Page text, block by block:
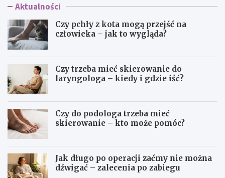
Aktualności
Czy pchły z kota mogą przejść na
człowieka – jak to wygląda?
Czy trzeba mieć skierowanie do
laryngologa – kiedy i gdzie iść?
Czy do podologa trzeba mieć
skierowanie – kto może pomóc?
Jak długo po operacji zaćmy nie można
dźwigać – zalecenia po zabiegu